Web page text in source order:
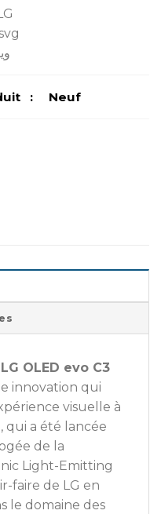
: Neuf
LG OLED evo C3
innovation qui
visuelle à
qui a été lancée
de la
Light-Emitting
faire de LG en
le domaine des